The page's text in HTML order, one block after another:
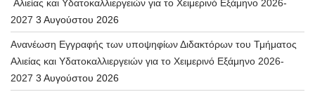
Αλιείας και Υδατοκαλλιεργειών για το Χειμερινό Εξάμηνο 2026-
2027 3 Αυγούστου 2026
Ανανέωση Εγγραφής των υποψηφίων Διδακτόρων του Τμήματος
Αλιείας και Υδατοκαλλιεργειών για το Χειμερινό Εξάμηνο 2026-
2027 3 Αυγούστου 2026